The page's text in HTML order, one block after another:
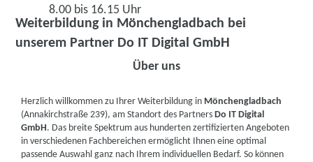
Weiterbildung in Mönchengladbach bei
unserem Partner Do IT Digital GmbH
8.00 bis 16.15 Uhr
Über uns
Herzlich willkommen zu Ihrer Weiterbildung in Mönchengladbach
(Annakirchstraße 239), am Standort des PartnersDo IT Digital
GmbH. Das breite Spektrum aus hunderten zertifizierten Angeboten
in verschiedenen Fachbereichen ermöglicht Ihnen eine optimal
passende Auswahl ganz nach Ihrem individuellen Bedarf. So können